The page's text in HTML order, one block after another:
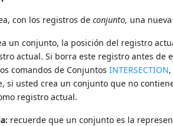
con los registros deconjunto, una
un conjunto, la posición del registro
actual. Si borra este registro antes de
comandos de ConjuntosINTERSECTION,
si usted crea un conjunto que no
registro actual.
recuerde que un conjunto es la